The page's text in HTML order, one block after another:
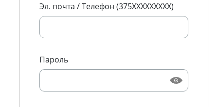
Эл. почта / Телефон (375XXXXXXXXX)
Пароль